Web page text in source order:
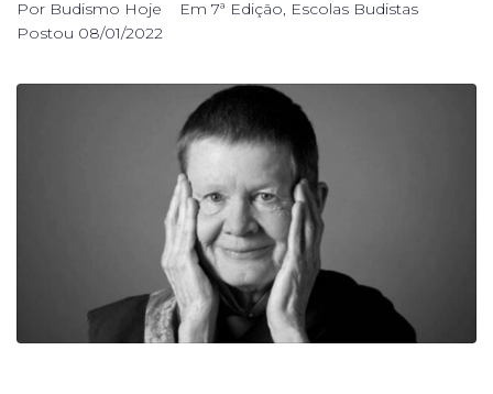
Por Budismo Hoje Em 7ª Edição, Escolas Budistas
Postou 08/01/2022